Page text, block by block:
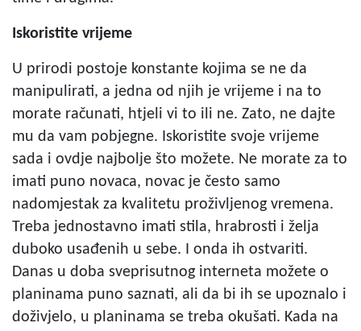
Iskoristite vrijeme
U prirodi postoje konstante kojima se ne da
manipulirati, a jedna od njih je vrijeme i na to
morate računati, htjeli vi to ili ne. Zato, ne dajte
mu da vam pobjegne. Iskoristite svoje vrijeme
sada i ovdje najbolje što možete. Ne morate za to
imati puno novaca, novac je često samo
nadomjestak za kvalitetu proživljenog vremena.
Treba jednostavno imati stila, hrabrosti i želja
duboko usađenih u sebe. I onda ih ostvariti.
Danas u doba sveprisutnog interneta možete o
planinama puno saznati, ali da bi ih se upoznalo i
doživjelo, u planinama se treba okušati. Kada na